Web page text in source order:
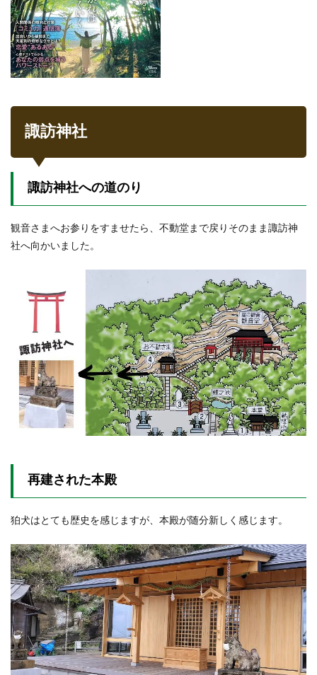
諏訪神社
諏訪神社への道のり
観音さまへお参りをすませたら、不動堂まで戻りそのまま諏訪神
社へ向かいました。
再建された本殿
狛犬はとても歴史を感じますが、本殿が随分新しく感じます。